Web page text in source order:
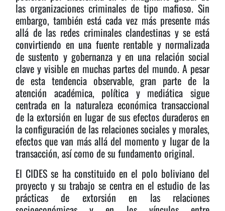
las organizaciones criminales de tipo mafioso. Sin
embargo, también está cada vez más presente más
allá de las redes criminales clandestinas y se está
convirtiendo en una fuente rentable y normalizada
de sustento y gobernanza y en una relación social
clave y visible en muchas partes del mundo. A pesar
de esta tendencia observable, gran parte de la
atención académica, política y mediática sigue
centrada en la naturaleza económica transaccional
de la extorsión en lugar de sus efectos duraderos en
la configuración de las relaciones sociales y morales,
efectos que van más allá del momento y lugar de la
transacción, así como de su fundamento original.
El CIDES se ha constituido en el polo boliviano del
proyecto y su trabajo se centra en el estudio de las
prácticas de extorsión en las relaciones